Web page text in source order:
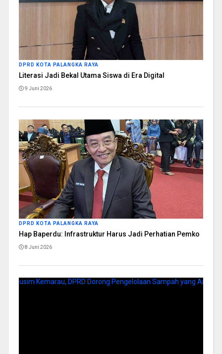
DPRD KOTA PALANGKA RAYA
Literasi Jadi Bekal Utama Siswa di Era Digital
9 Juni 2026
DPRD KOTA PALANGKA RAYA
Hap Baperdu: Infrastruktur Harus Jadi Perhatian Pemko
8 Juni 2026